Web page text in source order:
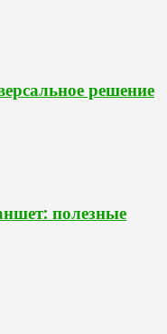
решение
полезные